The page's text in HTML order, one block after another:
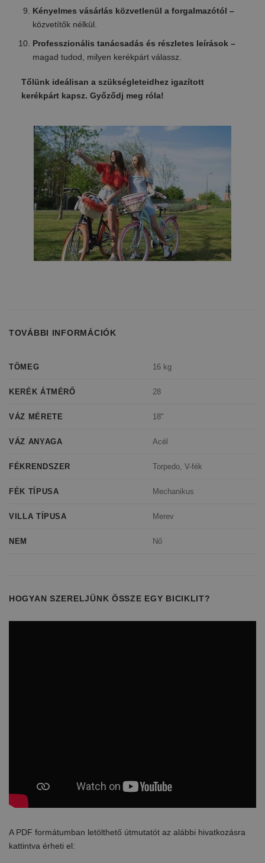
Kényelmes vásárlás közvetlenül a forgalmazótól –
közvetítők nélkül.
Professzionális tanácsadás és részletes leírások –
magad tudod, milyen kerékpárt válassz.
Tőlünk ideálisan a szükségleteidhez igazított
kerékpárt kapsz. Győződj meg róla!
TOVÁBBI INFORMÁCIÓK
TÖMEG 16 kg
KERÉK ÁTMÉRŐ 28
VÁZ MÉRETE 18"
VÁZ ANYAGA Acél
FÉKRENDSZER Torpedo, V-fék
FÉK TÍPUSA Mechanikus
VILLA TÍPUSA Merev
NEM Nő
HOGYAN SZERELJÜNK ÖSSZE EGY BICIKLIT?
A PDF formátumban letölthető útmutatót az alábbi hivatkozásra
kattintva érheti el: